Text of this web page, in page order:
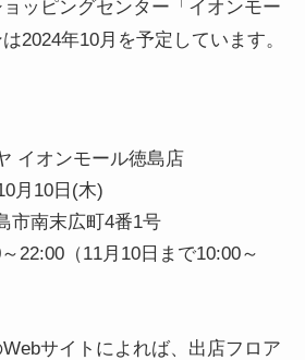
ッピングセンター「イオンモー
2024年10月を予定しています。
イオンモール徳島店
月10日(木)
市南末広町4番1号
22:00（11月10日まで10:00～
サイトによれば、出店フロア